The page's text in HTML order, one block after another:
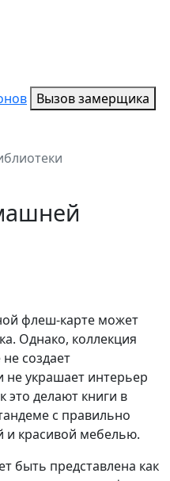
Вызов замерщика
флеш-карте может
Однако, коллекция
создает
украшает интерьер
это делают книги в
с правильно
и красивой мебелью.
быть представлена как